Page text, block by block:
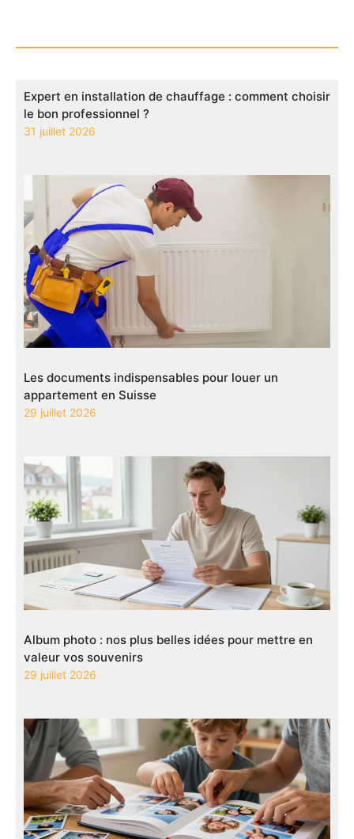
Expert en installation de chauffage : comment choisir
le bon professionnel ?
31 juillet 2026
Les documents indispensables pour louer un
appartement en Suisse
29 juillet 2026
Album photo : nos plus belles idées pour mettre en
valeur vos souvenirs
29 juillet 2026